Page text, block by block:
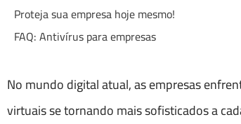
Proteja sua empresa hoje mesmo!
FAQ: Antivírus para empresas
No mundo digital atual, as empresas
virtuais se tornando mais sofisticados a